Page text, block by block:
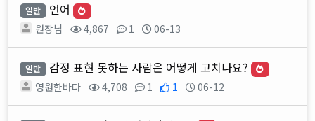
일반 언어
원장님 4,867 1 06-13
일반 감정 표현 못하는 사람은 어떻게 고치나요?
영원한바다 4,708 1 1 06-12